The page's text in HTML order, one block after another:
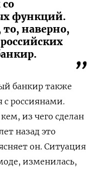
функций.
наверно,
банкир также
россиянами.
из чего сделан
назад это
он. Ситуация
изменилась,